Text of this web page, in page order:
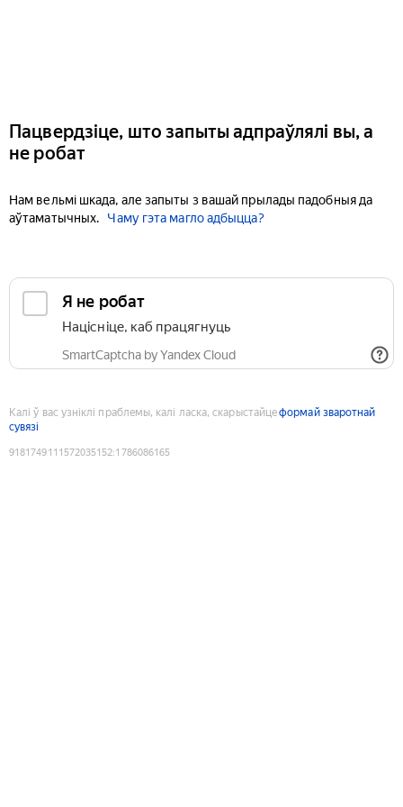
Пацвердзіце, што запыты адпраўлялі вы, а
не робат
Нам вельмі шкада, але запыты з вашай прылады падобныя да
аўтаматычных.
Чаму гэта магло адбыцца?
Я не робат
Націсніце, каб працягнуць
SmartCaptcha by Yandex Cloud
Калі ў вас узніклі праблемы, калі ласка, скарыстайцеформай зваротнай
сувязі
9181749111572035152:1786086165